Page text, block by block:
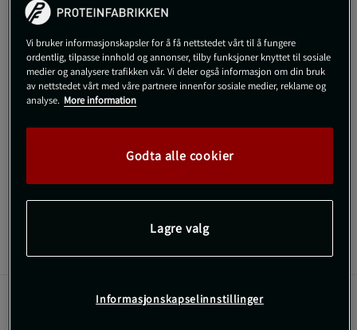
SKU #220875999R | EAN7332576108037
Vintage Sweatpants fra GASP kombinerer mykt
snøring og praktiske lommer får du komfort og bevegelsesfrihet
Les mer
Informasjon Anmeldelser(1)
Vi bruker informasjonskapsler for å få nettstedet vårt til å fungere
ordentlig, tilpasse innhold og annonser, tilby funksjoner knyttet til sosiale
medier og analysere trafikken vår. Vi deler også informasjon om din bruk
av nettstedet vårt med våre partnere innenfor sosiale medier, reklame og
analyse. More information
Godta alle cookier
Lagre valg
Informasjonskapselinnstillinger